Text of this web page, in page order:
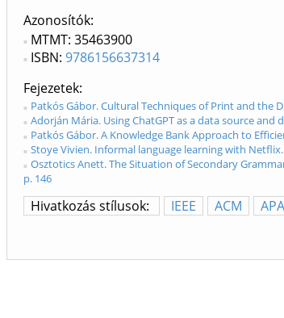
Azonosítók
MTMT: 35463900
ISBN: 9786156637314
Fejezetek
Patkós Gábor. Cultural Techniques of Print and the
Adorján Mária. Using ChatGPT as a data source
Patkós Gábor. A Knowledge Bank Approach to
Stoye Vivien. Informal language learning with
Osztotics Anett. The Situation of Secondary
p. 146
Hivatkozás stílusok: IEEE ACM APA